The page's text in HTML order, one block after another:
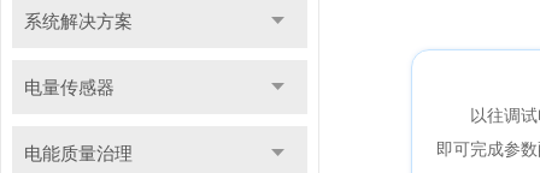
系统解决方案
电量传感器
电能质量治理
以往调
即可完成参